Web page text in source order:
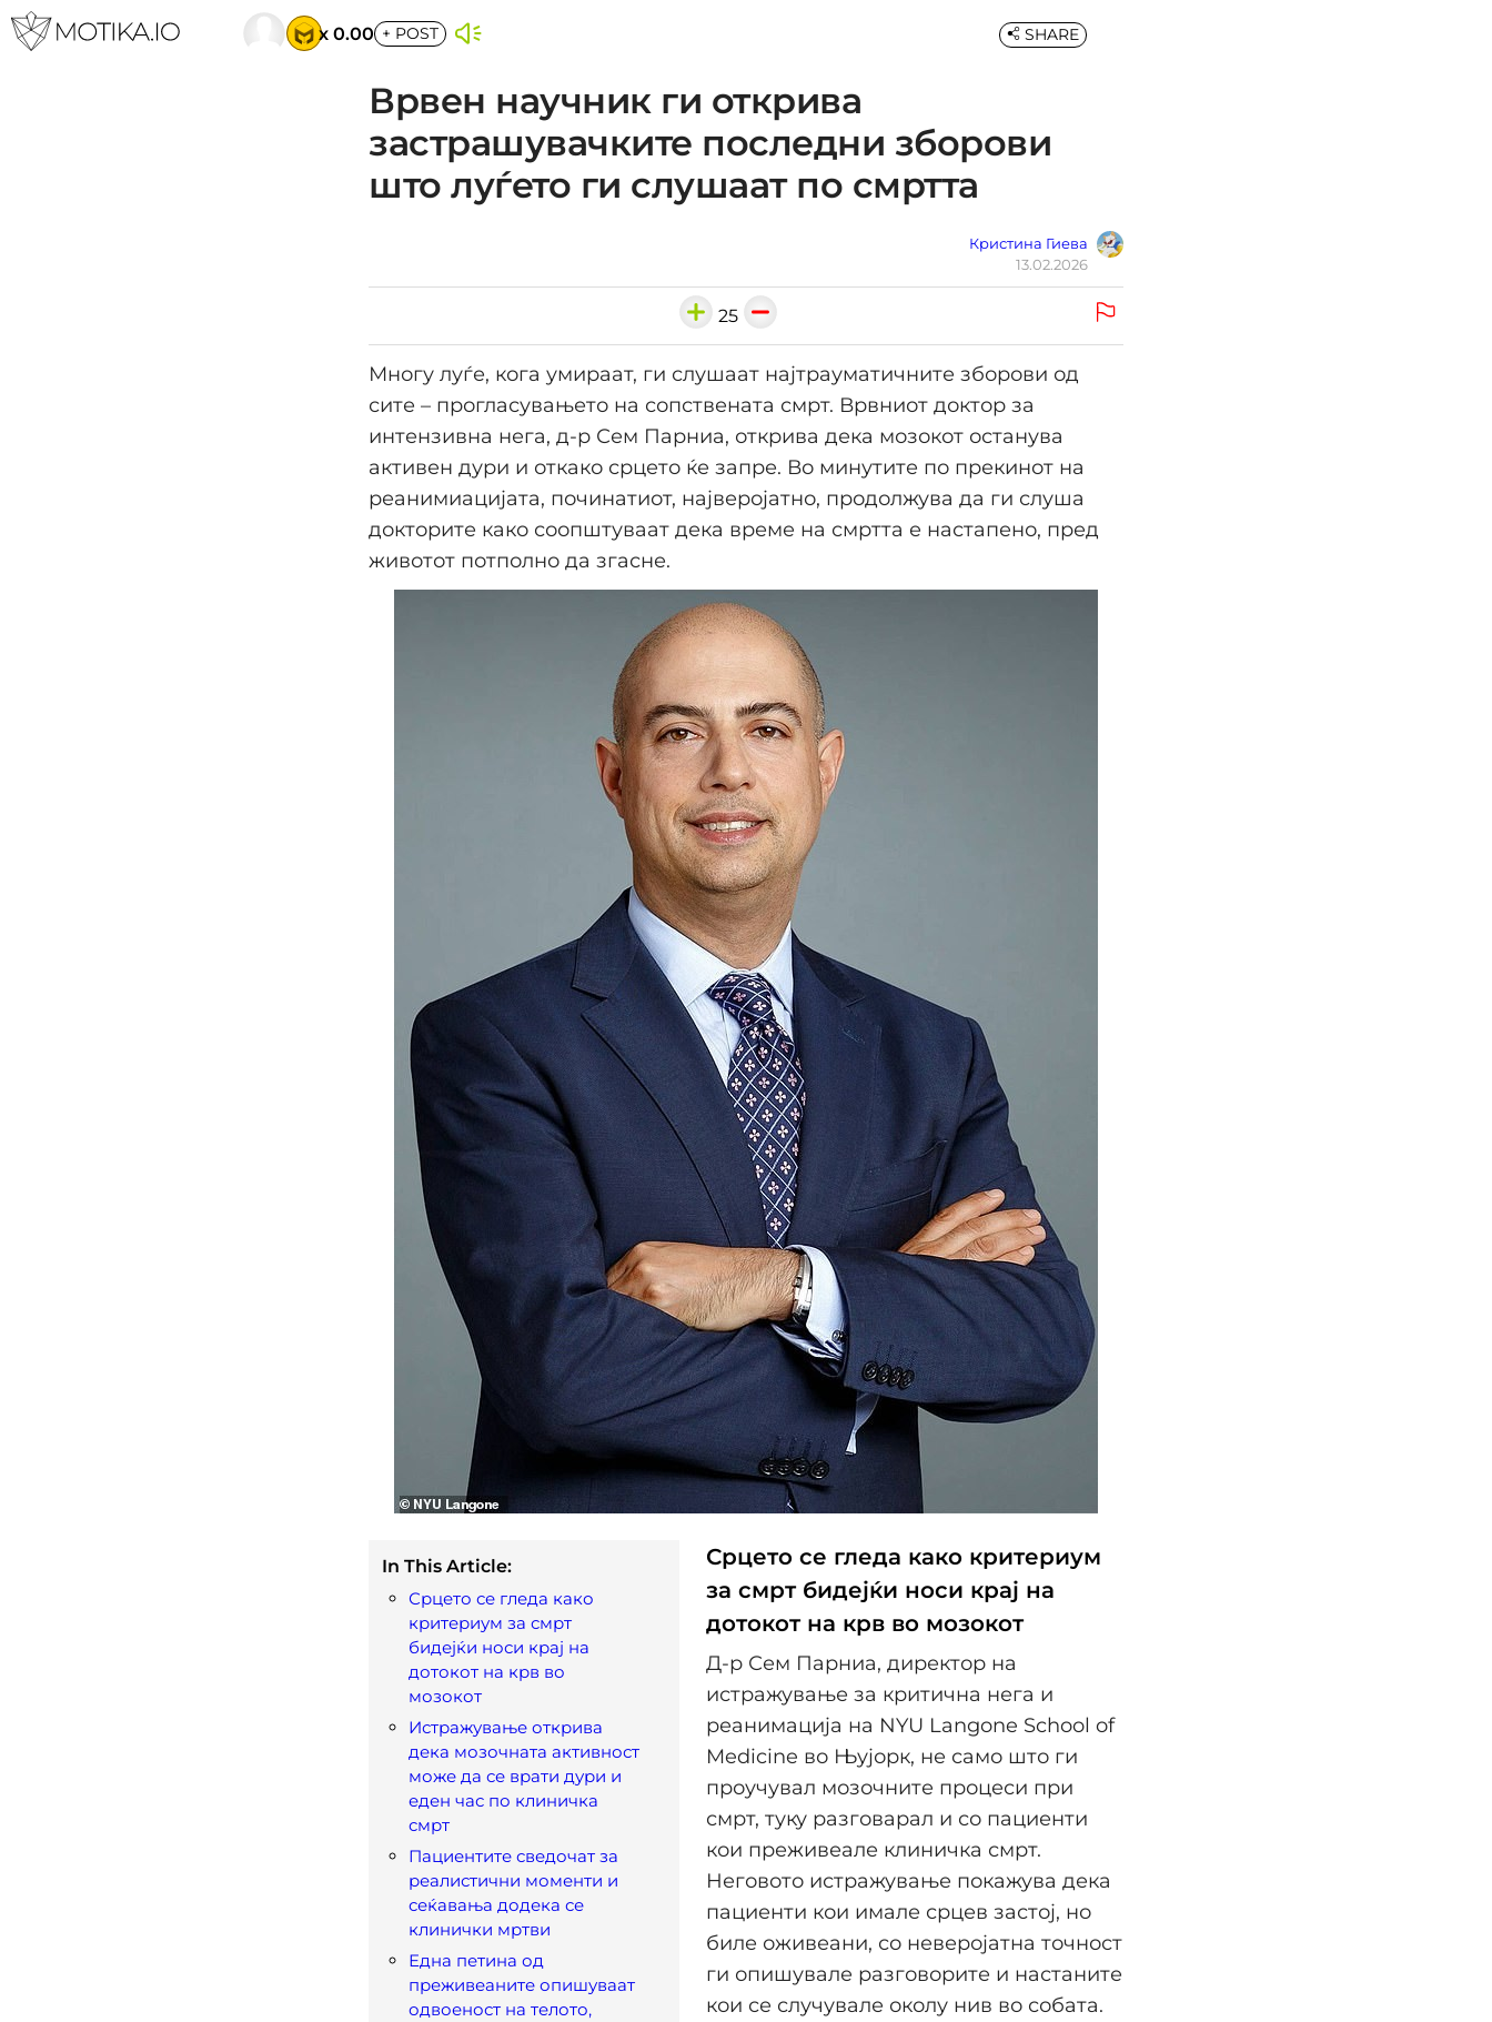
x 0.00 + POST
Врвен научник ги открива
застрашувачките последни зборови
што луѓето ги слушаат по смртта
Кристина Гиева
13.02.2026
SHARE
25
Многу луѓе, кога умираат, ги слушаат најтрауматичните зборови од
сите – прогласувањето на сопствената смрт. Врвниот доктор за
интензивна нега, д-р Сем Парниа, открива дека мозокот останува
активен дури и откако срцето ќе запре. Во минутите по прекинот на
реанимиацијата, починатиот, најверојатно, продолжува да ги слуша
докторите како соопштуваат дека време на смртта е настапено, пред
животот потполно да згасне.
In This Article:
Срцето се гледа како
критериум за смрт
бидејќи носи крај на
дотокот на крв во
мозокот
Истражување открива
дека мозочната активност
може да се врати дури и
еден час по клиничка
смрт
Пациентите сведочат за
реалистични моменти и
сеќавања додека се
клинички мртви
Една петина од
преживеаните опишуваат
одвоеност на телото,
Срцето се гледа како критериум
за смрт бидејќи носи крај на
дотокот на крв во мозокот
Д-р Сем Парниа, директор на
истражување за критична нега и
реанимација на NYU Langone School of
Medicine во Њујорк, не само што ги
проучувал мозочните процеси при
смрт, туку разговарал и со пациенти
кои преживеале клиничка смрт.
Неговото истражување покажува дека
пациенти кои имале срцев застој, но
биле оживеани, со неверојатна точност
ги опишувале разговорите и настаните
кои се случувале околу нив во собата.